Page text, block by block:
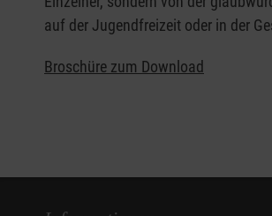
auf der Jugendfreizeit oder in der
Broschüre zum Download